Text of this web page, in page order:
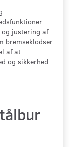
justering af
bremseklodser
af at
og sikkerhed